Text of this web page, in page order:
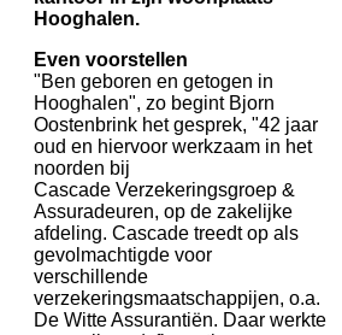
Hooghalen.
Even voorstellen
"Ben geboren en getogen in
Hooghalen", zo begint Bjorn
Oostenbrink het gesprek, "42 jaar
oud en hiervoor werkzaam in het
noorden bij
Cascade Verzekeringsgroep &
Assuradeuren, op de zakelijke
afdeling. Cascade treedt op als
gevolmachtigde voor
verschillende
verzekeringsmaatschappijen, o.a.
De Witte Assurantiën. Daar werkte